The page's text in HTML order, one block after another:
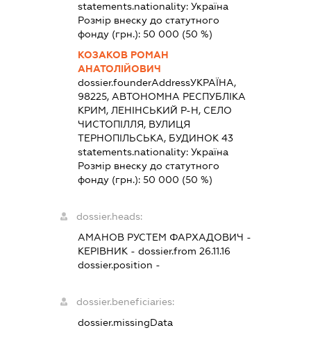
statements.nationality:Україна
Розмір внеску до статутного
фонду (грн.):50 000 (50 %)
КОЗАКОВ РОМАН
АНАТОЛІЙОВИЧ
dossier.founderAddressУКРАЇНА,
98225, АВТОНОМНА РЕСПУБЛІКА
КРИМ, ЛЕНІНСЬКИЙ Р-Н, СЕЛО
ЧИСТОПІЛЛЯ, ВУЛИЦЯ
ТЕРНОПІЛЬСЬКА, БУДИНОК 43
statements.nationality:Україна
Розмір внеску до статутного
фонду (грн.):50 000 (50 %)
dossier.heads:
АМАНОВ РУСТЕМ ФАРХАДОВИЧ -
КЕРІВНИК - dossier.from 26.11.16
dossier.position -
dossier.beneficiaries:
dossier.missingData